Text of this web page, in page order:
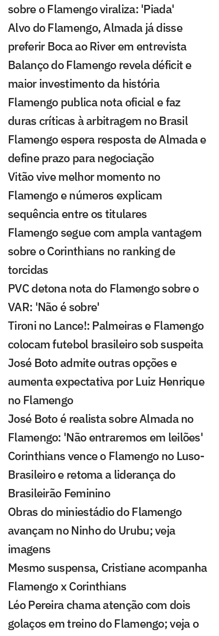
sobre o Flamengo viraliza: 'Piada'
Alvo do Flamengo, Almada já disse
preferir Boca ao River em entrevista
Balanço do Flamengo revela déficit e
maior investimento da história
Flamengo publica nota oficial e faz
duras críticas à arbitragem no Brasil
Flamengo espera resposta de Almada e
define prazo para negociação
Vitão vive melhor momento no
Flamengo e números explicam
sequência entre os titulares
Flamengo segue com ampla vantagem
sobre o Corinthians no ranking de
torcidas
PVC detona nota do Flamengo sobre o
VAR: 'Não é sobre'
Tironi no Lance!: Palmeiras e Flamengo
colocam futebol brasileiro sob suspeita
José Boto admite outras opções e
aumenta expectativa por Luiz Henrique
no Flamengo
José Boto é realista sobre Almada no
Flamengo: 'Não entraremos em leilões'
Corinthians vence o Flamengo no Luso-
Brasileiro e retoma a liderança do
Brasileirão Feminino
Obras do miniestádio do Flamengo
avançam no Ninho do Urubu; veja
imagens
Mesmo suspensa, Cristiane acompanha
Flamengo x Corinthians
Léo Pereira chama atenção com dois
golaços em treino do Flamengo; veja o